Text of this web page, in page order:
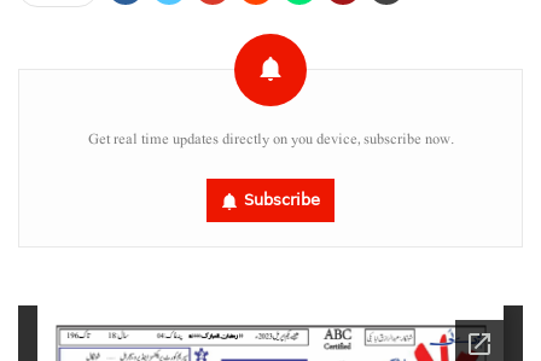
Get real time updates directly on you device, subscribe now.
Subscribe